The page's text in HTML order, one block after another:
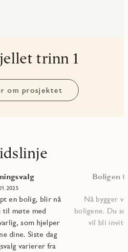
trinn 1
om prosjektet
en bolig, blir nå
møte med
som hjelper
dine. Siste dag
varierer fra
Boligen
Nå bygger
boligene. Du
vil bli